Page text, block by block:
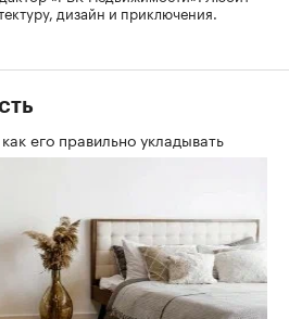
дизайн и приключения.
его правильно укладывать